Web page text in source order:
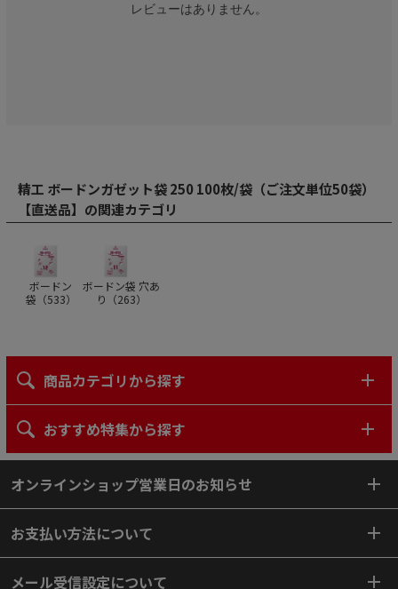
レビューはありません。
精工 ボードンガゼット袋 250 100枚/袋（ご注文単位50袋）
【直送品】の関連カテゴリ
ボードン
袋（533）
ボードン袋 穴あ
り（263）
商品カテゴリから探す
おすすめ特集から探す
オンラインショップ営業日のお知らせ
お支払い方法について
メール受信設定について